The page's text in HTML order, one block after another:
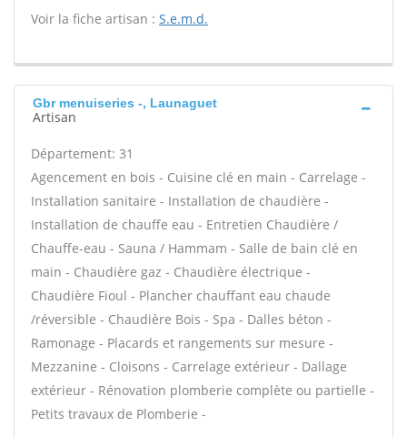
Voir la fiche artisan : S.e.m.d.
Gbr menuiseries -, Launaguet
Artisan
Département: 31
Agencement en bois - Cuisine clé en main - Carrelage -
Installation sanitaire - Installation de chaudière -
Installation de chauffe eau - Entretien Chaudière /
Chauffe-eau - Sauna / Hammam - Salle de bain clé en
main - Chaudière gaz - Chaudière électrique -
Chaudière Fioul - Plancher chauffant eau chaude
/réversible - Chaudière Bois - Spa - Dalles béton -
Ramonage - Placards et rangements sur mesure -
Mezzanine - Cloisons - Carrelage extérieur - Dallage
extérieur - Rénovation plomberie complète ou partielle -
Petits travaux de Plomberie -